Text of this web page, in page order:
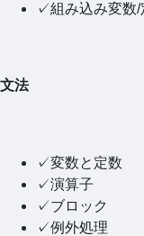
✓組み込み変数/
文法
✓変数と定数
✓演算子
✓ブロック
✓例外処理